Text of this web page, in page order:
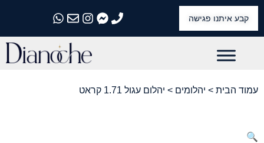
קבע איתנו פגישה
התקשרו אלינו
התקשרו אלינו
התקשרו אלינו
התקשרו אלינו
התקשרו אלינו
עמוד הבית > יהלומים > יהלום עגול 1.71 קראט
🔍